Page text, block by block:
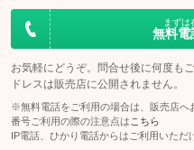
まずは
無料電
お気軽にどうぞ。問合せ後に何度も
ドレスは販売店に公開されません。
※無料電話をご利用の場合は、販売店へ
番号ご利用の際の注意点は こちら
IP電話、ひかり電話からはご利用いただ